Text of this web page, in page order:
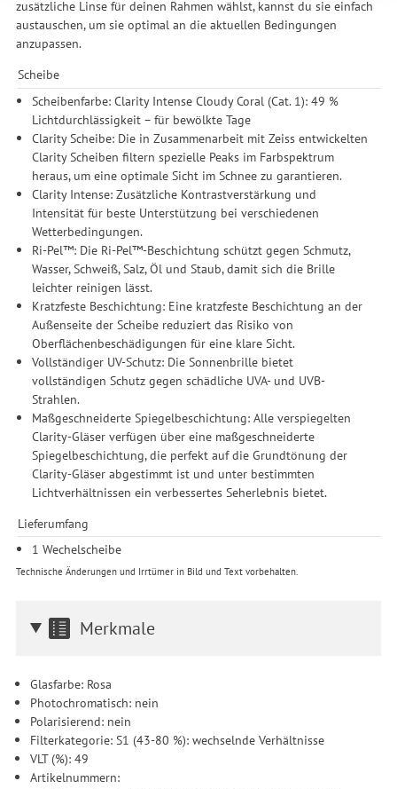
Zwecke der Einbindung von Streaming-Inhalten und der
Durchführung von statistischer Analyse, Reichweitenmessungen,
Informationen zu den einzelnen Funktionen, den Drittanbietern
und der Speicherdauer finden Sie unter Einstellungen. Diese
Einwilligung ist freiwillig, für die Nutzung unserer Website nicht
erforderlich und gilt, bis sie widerrufen wird. Sie können Ihre
Einwilligung unter Einstellungen lediglich für bestimmte
Drittanbieter erteilen und jederzeit für die Zukunft widerrufen.
zusätzliche Linse für deinen Rahmen wählst, kannst du sie einfach
austauschen, um sie optimal an die aktuellen Bedingungen
anzupassen.
Scheibe
Scheibenfarbe: Clarity Intense Cloudy Coral (Cat. 1): 49 %
Lichtdurchlässigkeit – für bewölkte Tage
Clarity Scheibe: Die in Zusammenarbeit mit Zeiss entwickelten
Clarity Scheiben filtern spezielle Peaks im Farbspektrum
heraus, um eine optimale Sicht im Schnee zu garantieren.
Clarity Intense: Zusätzliche Kontrastverstärkung und
Intensität für beste Unterstützung bei verschiedenen
Wetterbedingungen.
Ri-Pel™: Die Ri-Pel™-Beschichtung schützt gegen Schmutz,
Wasser, Schweiß, Salz, Öl und Staub, damit sich die Brille
leichter reinigen lässt.
Kratzfeste Beschichtung: Eine kratzfeste Beschichtung an der
Außenseite der Scheibe reduziert das Risiko von
Oberflächenbeschädigungen für eine klare Sicht.
Vollständiger UV-Schutz: Die Sonnenbrille bietet
vollständigen Schutz gegen schädliche UVA- und UVB-
Strahlen.
Maßgeschneiderte Spiegelbeschichtung: Alle verspiegelten
Clarity-Gläser verfügen über eine maßgeschneiderte
Spiegelbeschichtung, die perfekt auf die Grundtönung der
Clarity-Gläser abgestimmt ist und unter bestimmten
Lichtverhältnissen ein verbessertes Seherlebnis bietet.
Lieferumfang
1 Wechelscheibe
Technische Änderungen und Irrtümer in Bild und Text vorbehalten.
Merkmale
Glasfarbe: Rosa
Photochromatisch: nein
Polarisierend: nein
Filterkategorie: S1 (43-80 %): wechselnde Verhältnisse
VLT (%): 49
Artikelnummern: